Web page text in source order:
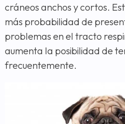
cráneos anchos y cortos.
más probabilidad de
problemas en el tracto
aumenta la posibilidad de
frecuentemente.